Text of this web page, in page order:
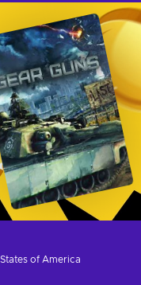
of America